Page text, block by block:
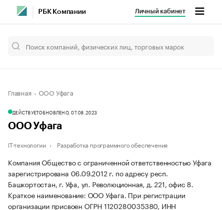
РБК Компании Личный кабинет
Главная ООО Уфага
ДЕЙСТВУЕТОБНОВЛЕНО, 07.08.2023
ООО Уфага
IT-технологии Разработка программного обеспечения
Компания Общество с ограниченной ответственностью Уфага
зарегистрирована 06.09.2012 г. по адресу респ.
Башкортостан, г. Уфа, ул. Революционная, д. 221, офис 8.
Краткое наименование: ООО Уфага. При регистрации
организации присвоен ОГРН 1120280035380, ИНН